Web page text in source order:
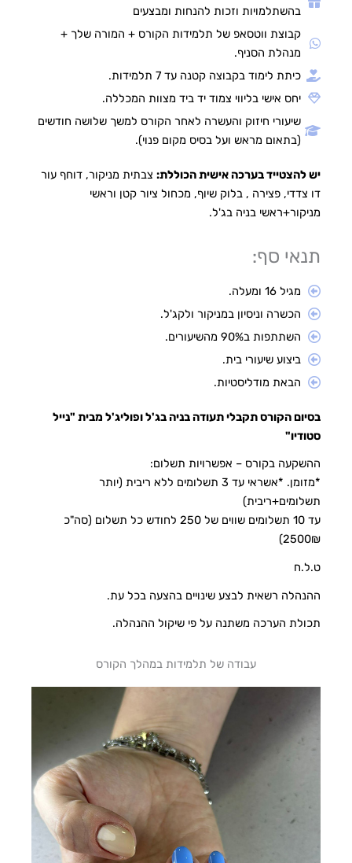
בהשתלמויות וזכות להנחות ומבצעים
קבוצת ווטסאפ של תלמידות הקורס + המורה שלך +
מנהלת הסניף.
כיתת לימוד בקבוצה קטנה עד 7 תלמידות.
יחס אישי בליווי צמוד יד ביד מצוות המכללה.
שיעורי חיזוק והעשרה לאחר הקורס למשך שלושה חודשים
(בתאום מראש ועל בסיס מקום פנוי).
יש להצטייד בערכה אישית הכוללת: צבתית מניקור, דוחף עור
דו צדדי, פצירה , בלוק שיוף, מכחול ציור קטן וראשי
מניקור+ראשי בניה בג'ל.
תנאי סף:
מגיל 16 ומעלה.
הכשרה וניסיון במניקור ולקג'ל.
השתתפות ב90% מהשיעורים.
ביצוע שיעורי בית.
הבאת מודליסטיות.
בסיום הקורס תקבלי תעודה בניה בג'ל ופוליג'ל מבית "נייל
סטודיו"
ההשקעה בקורס – אפשרויות תשלום:
*מזומן. *אשראי עד 3 תשלומים ללא ריבית (יותר
תשלומים+ריבית)
עד 10 תשלומים שווים של 250 לחודש כל תשלום (סה"כ
2500₪)
ט.ל.ח
ההנהלה רשאית לבצע שינויים בהצעה בכל עת.
תכולת הערכה משתנה על פי שיקול ההנהלה.
עבודה של תלמידות במהלך הקורס